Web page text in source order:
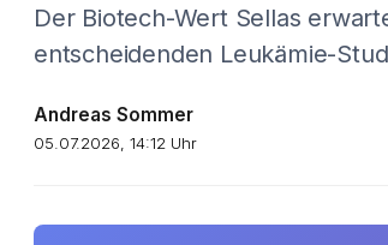
Der Biotech-Wert Sellas
entscheidenden Leukämie-
Andreas Sommer
05.07.2026, 14:12 Uhr